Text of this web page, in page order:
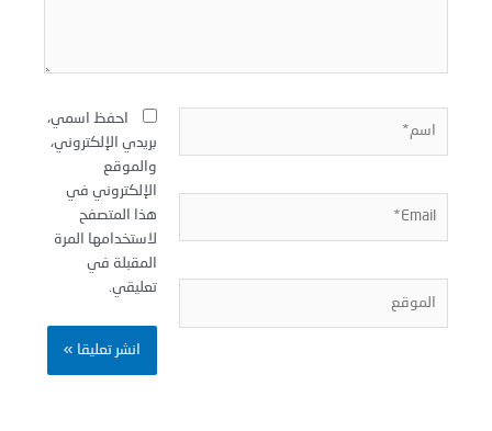
احفظ اسمي،
بريدي الإلكتروني،
والموقع
الإلكتروني في
هذا المتصفح
لاستخدامها المرة
المقبلة في
تعليقي.